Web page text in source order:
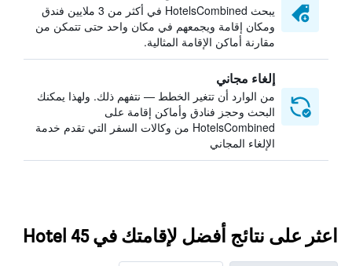
يبحث HotelsCombined في أكثر من 3 ملايين فندق
ومكان إقامة ويجمعهم في مكان واحد حتى تتمكن من
مقارنة أماكن الإقامة المثالية.
إلغاء مجاني
من الوارد أن تتغير الخطط — نتفهم ذلك. ولهذا يمكنك
البحث وحجز فنادق وأماكن إقامة على
HotelsCombined من وكالات السفر التي تقدم خدمة
الإلغاء المجاني
اعثر على نتائج أفضل لإقامتك في Hotel 45